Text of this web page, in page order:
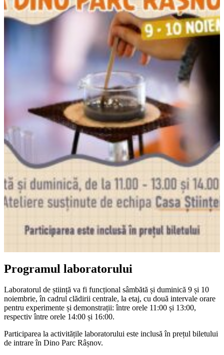
Programul laboratorului
Laboratorul de știință va fi funcțional sâmbătă și duminică 9 și 10
noiembrie, în cadrul clădirii centrale, la etaj, cu două intervale orare
pentru experimente și demonstrații: între orele 11:00 și 13:00,
respectiv între orele 14:00 și 16:00.
Participarea la activitățile laboratorului este inclusă în prețul biletului
de intrare în Dino Parc Râșnov.